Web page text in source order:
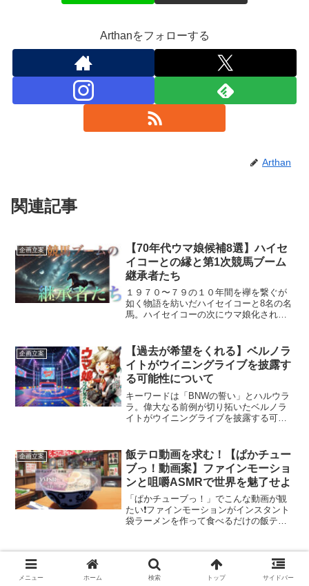
Arthanをフォローする
Arthan
関連記事
企画立案
【70年代ウマ娘候補8選】ハイセ
イコーとの縁と第1次競馬ブーム
継承者たち
１９７０〜７９の１０年間を襷を繋ぐが
如く物語を紡いだハイセイコーと8名の名
馬。ハイセイコーの次にウマ娘化される
企画立案
【過去が希望をくれる】ベルノラ
イトがウイニングライブを披露す
る可能性について
キーワードは「BNWの誓い」とハルウラ
ラ。偉大なる前例が切り拓いたベルノラ
イトがウイニングライブを披露する可能
企画立案
飯テロ動画を求む！【ぱかチュー
ブっ！動画案】ファインモーショ
ンと咀嚼ASMRで世界を魅了せよ
「ぱかチューブっ！」でこんな動画が観
たい❗️ファインモーションがインスタント
袋ラーメンを作って食べるだけの飯テロ
企画立案
スピードシンボリら【レジェンド
ウマ娘】を育成できる可能性を模
メニュー ホーム 検索 トップ サイドバー